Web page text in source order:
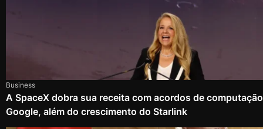
Business
A SpaceX dobra sua receita com acordos de
Google, além do crescimento do Starlink